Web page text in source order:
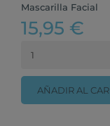
Mascarilla Facial
15,95 €
AÑADIR AL